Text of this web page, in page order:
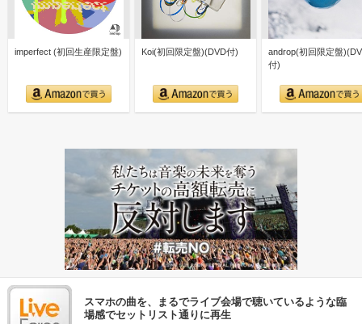
imperfect (初回生産限定盤) Koi(初回限定盤)(DVD付)
androp(初回限定盤
付)
スマホの曲を、まるでライブ会場で聴いているような臨
場感でセットリスト通りに再生